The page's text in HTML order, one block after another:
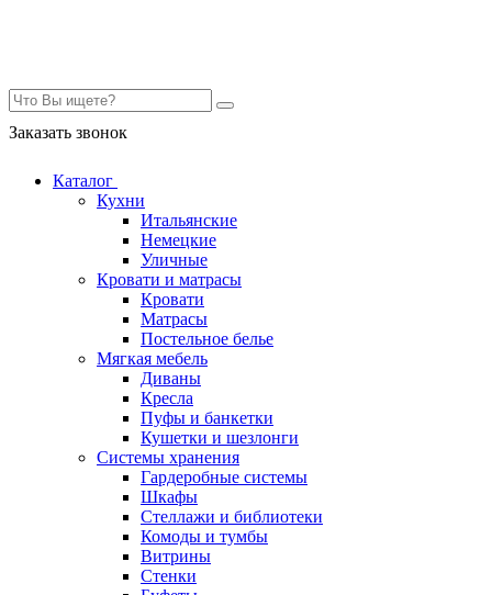
Заказать звонок
Каталог
Кухни
Итальянские
Немецкие
Уличные
Кровати и матрасы
Кровати
Матрасы
Постельное белье
Мягкая мебель
Диваны
Кресла
Пуфы и банкетки
Кушетки и шезлонги
Системы хранения
Гардеробные системы
Шкафы
Стеллажи и библиотеки
Комоды и тумбы
Витрины
Стенки